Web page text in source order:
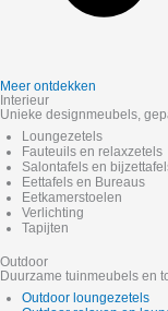
Meer ontdekken
Interieur
Unieke designmeubels,
Loungezetels
Fauteuils en relaxzetels
Salontafels en
Eettafels en Bureaus
Eetkamerstoelen
Verlichting
Tapijten
Outdoor
Duurzame tuinmeubels en
Outdoor loungezetels